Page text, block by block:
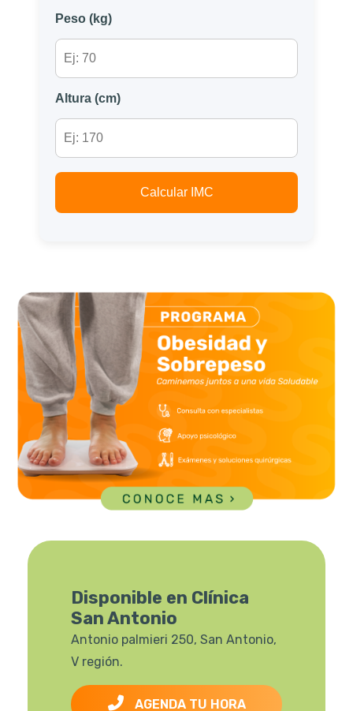
Peso (kg)
Altura (cm)
Calcular IMC
Disponible en Clínica
San Antonio
Antonio palmieri 250, San Antonio,
V región.
AGENDA TU HORA